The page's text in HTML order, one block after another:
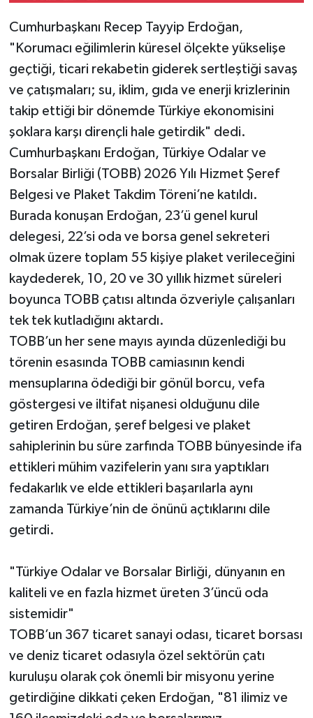
Cumhurbaşkanı Recep Tayyip Erdoğan,
"Korumacı eğilimlerin küresel ölçekte yükselişe
geçtiği, ticari rekabetin giderek sertleştiği savaş
ve çatışmaları; su, iklim, gıda ve enerji krizlerinin
takip ettiği bir dönemde Türkiye ekonomisini
şoklara karşı dirençli hale getirdik" dedi.
Cumhurbaşkanı Erdoğan, Türkiye Odalar ve
Borsalar Birliği (TOBB) 2026 Yılı Hizmet Şeref
Belgesi ve Plaket Takdim Töreni’ne katıldı.
Burada konuşan Erdoğan, 23’ü genel kurul
delegesi, 22’si oda ve borsa genel sekreteri
olmak üzere toplam 55 kişiye plaket verileceğini
kaydederek, 10, 20 ve 30 yıllık hizmet süreleri
boyunca TOBB çatısı altında özveriyle çalışanları
tek tek kutladığını aktardı.
TOBB’un her sene mayıs ayında düzenlediği bu
törenin esasında TOBB camiasının kendi
mensuplarına ödediği bir gönül borcu, vefa
göstergesi ve iltifat nişanesi olduğunu dile
getiren Erdoğan, şeref belgesi ve plaket
sahiplerinin bu süre zarfında TOBB bünyesinde ifa
ettikleri mühim vazifelerin yanı sıra yaptıkları
fedakarlık ve elde ettikleri başarılarla aynı
zamanda Türkiye’nin de önünü açtıklarını dile
getirdi.
"Türkiye Odalar ve Borsalar Birliği, dünyanın en
kaliteli ve en fazla hizmet üreten 3’üncü oda
sistemidir"
TOBB’un 367 ticaret sanayi odası, ticaret borsası
ve deniz ticaret odasıyla özel sektörün çatı
kuruluşu olarak çok önemli bir misyonu yerine
getirdiğine dikkati çeken Erdoğan, "81 ilimiz ve